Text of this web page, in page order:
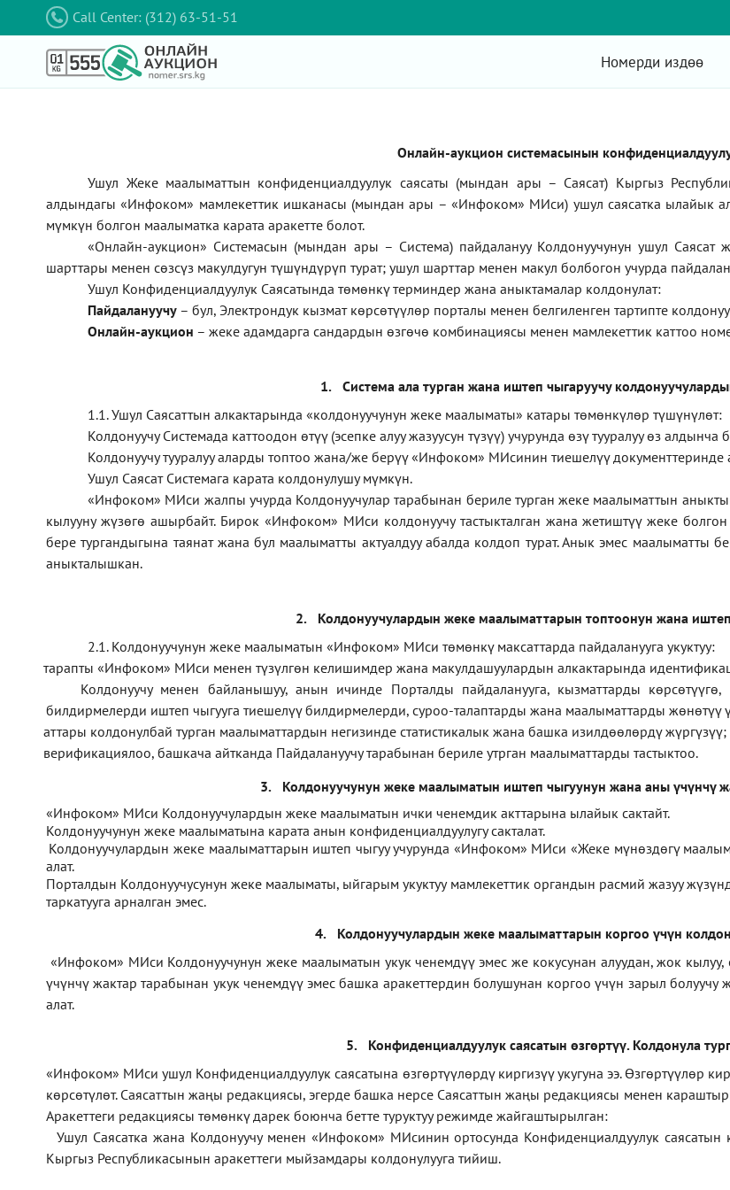
Call Center: (312) 63-51-51
Номерди издөө
Онлайн-аукцион системасынын
Ушул Жеке маалыматтын конфиденциалдуулук саясаты (мындан ары – Саясат) Кыргыз
алдындагы«Инфоком» мамлекеттик ишканасы (мындан ары – «Инфоком» МИси) ушул саясатка ылайык
мүмкүн болгон маалыматка карата аракетте болот.
«Онлайн-аукцион» Системасын (мындан ары – Система) пайдалануу Колдонуучунун ушул
шарттары менен сөзсүз макулдугун түшүндүрүп турат; ушул шарттар менен макул болбогон учурда
Ушул Конфиденциалдуулук Саясатында төмөнкү терминдер жана аныктамалар колдонулат:
Пайдалануучу – бул, Электрондук кызмат көрсөтүүлөр порталы менен белгиленген тартипте
Онлайн-аукцион –жеке адамдарга сандардын өзгөчө комбинациясы менен мамлекеттик каттоо
1.
Система ала турган жана иштеп чыгаруучу
1.1. Ушул Саясаттын алкактарында«колдонуучунунжеке маалыматы» катары төмөнкүлөр түшүнүлөт:
Колдонуучу Системада каттоодон өтүү (эсепке алуу жазуусун түзүү) учурунда өзү тууралуу өз
Колдонуучу тууралуу аларды топтоо жана/же берүү «Инфоком» МИсинин тиешелүү
Ушул Саясат Системага карата колдонулушу мүмкүн.
«Инфоком» МИси жалпы учурда Колдонуучулар тарабынан бериле турган жеке маалыматтын
кылууну жүзөгө ашырбайт. Бирок «Инфоком» МИси колдонуучу тастыкталган жана жетиштүү жеке
бере тургандыгына таянат жана бул маалыматты актуалдуу абалда колдоп турат. Анык эмес маалыматты
аныкталышкан.
2.
Колдонуучулардын жеке маалыматтарын топтоонун жана
2.1. Колдонуучунун жеке маалыматын «Инфоком» МИси төмөнкү максаттарда пайдаланууга укуктуу:
тарапты «Инфоком» МИси менен түзүлгөн келишимдер жана макулдашуулардын алкактарында
Колдонуучу менен байланышуу, анын ичинде Порталды пайдаланууга, кызматтарды
билдирмелерди иштеп чыгууга тиешелүү билдирмелерди, суроо-талаптарды жана маалыматтарды жөнөтүү
аттары колдонулбай турган маалыматтардын негизинде статистикалык жана башка изилдөөлөрдү жүргүзүү;
верификациялоо, башкача айтканда Пайдалануучу тарабынан бериле утрган маалыматтарды тастыктоо.
3.
Колдонуучунун жеке маалыматын иштеп чыгуунун жана аны үчүнчү
«Инфоком» МИси Колдонуучулардын жеке маалыматын ички ченемдик акттарына ылайык сактайт.
Колдонуучунун жеке маалыматына карата анын конфиденциалдуулугу сакталат.
Колдонуучулардын жеке маалыматтарын иштеп чыгуу учурунда «Инфоком» МИси«Жеке мүнөздөгү
алат.
Порталдын Колдонуучусунун жеке маалыматы, ыйгарым укуктуу мамлекеттик органдын расмий жазуу
таркатууга арналган эмес.
4.
Колдонуучулардын жеке маалыматтарын коргоо үчүн
«Инфоком» МИси Колдонуучунун жеке маалыматын укук ченемдүү эмес же кокусунан алуудан, жок кылуу,
үчүнчү жактар тарабынан укук ченемдүү эмес башка аракеттердин болушунан коргоо үчүн зарыл
алат.
5. Конфиденциалдуулук саясатын өзгөртүү. Колдонула
«Инфоком» МИси ушул Конфиденциалдуулук саясатына өзгөртүүлөрдү киргизүү укугуна ээ. Өзгөртүүлөр
көрсөтүлөт. Саясаттын жаңы редакциясы, эгерде башка нерсе Саясаттын жаңы редакциясы менен
Аракеттеги редакциясы төмөнкү дарек боюнча бетте туруктуу режимде жайгаштырылган:
Ушул Саясатка жана Колдонуучу менен «Инфоком» МИсинин ортосунда Конфиденциалдуулук саясатын
Кыргыз Республикасынын аракеттеги мыйзамдары колдонулууга тийиш.